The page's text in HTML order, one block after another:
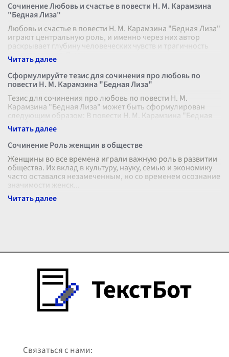
Сочинение Любовь и счастье в повести Н. М. Карамзина
"Бедная Лиза"
Любовь и счастье в повести Н. М. Карамзина "Бедная Лиза"
играют центральную роль, и именно через них автор
раскрывает глубину человеческих чувств и трагичность
существования. В цен
Сформулируйте тезис для сочинения про любовь по
повести Н. М. Карамзина "Бедная Лиза"
Тезис для сочинения про любовь по повести Н. М.
Карамзина "Бедная Лиза" может быть сформулирован
следующим образом: В повести Н. М. Карамзина "Бедная
Лиза" любовь выступает как все
Сочинение Роль женщин в обществе
Женщины во все времена играли важную роль в развитии
общества. Их вклад в культуру, науку, семью и экономику
часто оставался незамеченным, но со временем осознание
значимости женск
Связаться с нами: